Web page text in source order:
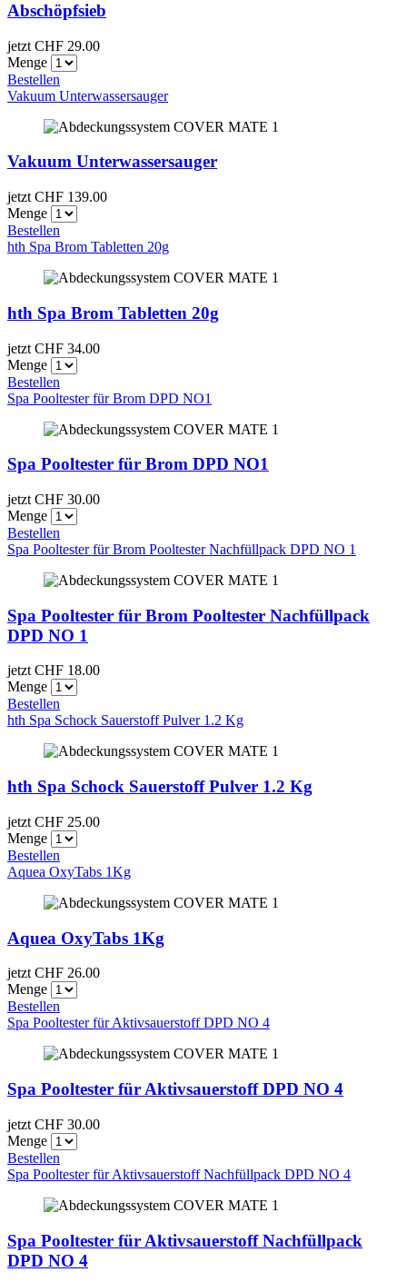
Abschöpfsieb
jetzt CHF 29.00
Menge
Bestellen
Vakuum Unterwassersauger
Vakuum Unterwassersauger
jetzt CHF 139.00
Menge
Bestellen
hth Spa Brom Tabletten 20g
hth Spa Brom Tabletten 20g
jetzt CHF 34.00
Menge
Bestellen
Spa Pooltester für Brom DPD NO1
Spa Pooltester für Brom DPD NO1
jetzt CHF 30.00
Menge
Bestellen
Spa Pooltester für Brom Pooltester Nachfüllpack DPD NO 1
Spa Pooltester für Brom Pooltester Nachfüllpack
DPD NO 1
jetzt CHF 18.00
Menge
Bestellen
hth Spa Schock Sauerstoff Pulver 1.2 Kg
hth Spa Schock Sauerstoff Pulver 1.2 Kg
jetzt CHF 25.00
Menge
Bestellen
Aquea OxyTabs 1Kg
Aquea OxyTabs 1Kg
jetzt CHF 26.00
Menge
Bestellen
Spa Pooltester für Aktivsauerstoff DPD NO 4
Spa Pooltester für Aktivsauerstoff DPD NO 4
jetzt CHF 30.00
Menge
Bestellen
Spa Pooltester für Aktivsauerstoff Nachfüllpack DPD NO 4
Spa Pooltester für Aktivsauerstoff Nachfüllpack
DPD NO 4